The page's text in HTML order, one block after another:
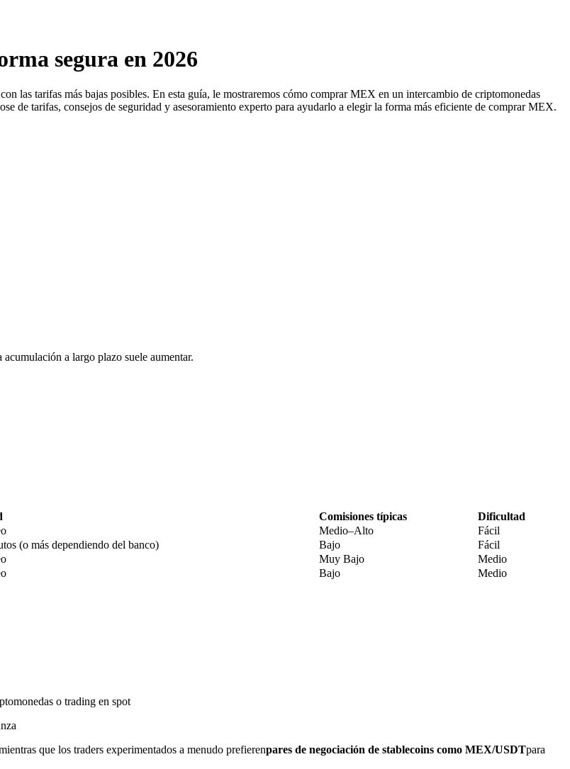
segura en 2026
las tarifas más bajas posibles. En esta guía, le mostraremos cómo comprar MEX en un intercambio de criptomonedas
de tarifas, consejos de seguridad y asesoramiento experto para ayudarlo a elegir la forma más eficiente de comprar MEX.
a largo plazo suele aumentar.
Comisiones típicas
Dificultad
Medio–Alto
Fácil
(o más dependiendo del banco) Bajo
Fácil
Muy Bajo
Medio
Bajo Medio
o trading en spot
que los traders experimentados a menudo prefierenpares de negociación de stablecoins como MEX/USDTpara